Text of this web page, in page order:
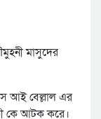
মাসুদের
আই বেল্লাল এর
কে আটক করে।